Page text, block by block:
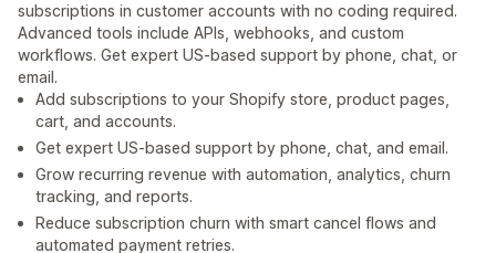
subscriptions in customer accounts with no coding required.
Advanced tools include APIs, webhooks, and custom
workflows. Get expert US-based support by phone, chat, or
email.
Add subscriptions to your Shopify store, product pages,
cart, and accounts.
Get expert US-based support by phone, chat, and email.
Grow recurring revenue with automation, analytics, churn
tracking, and reports.
Reduce subscription churn with smart cancel flows and
automated payment retries.